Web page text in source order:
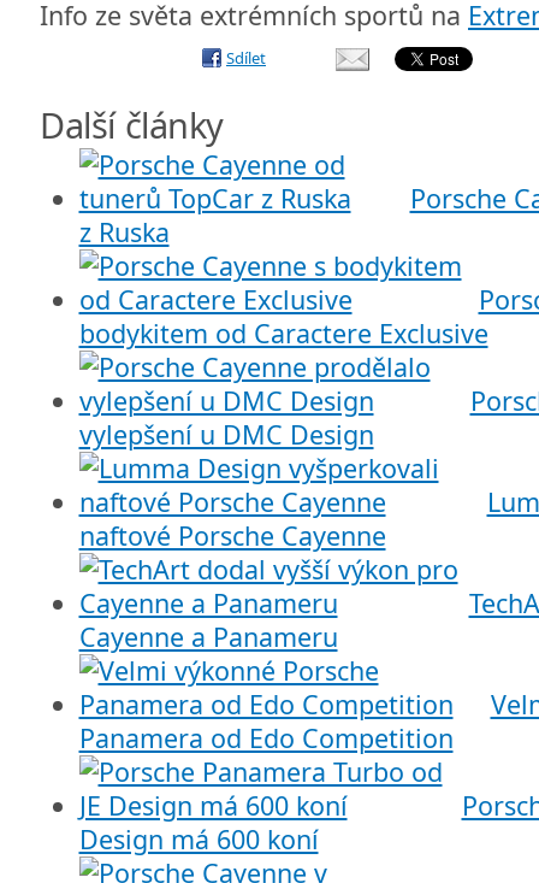
Info ze světa extrémních sportů na
Sdílet
Další články
Porsche
z Ruska
bodykitem od Caractere Exclusive
vylepšení u DMC Design
naftové Porsche Cayenne
Cayenne a Panameru
Panamera od Edo Competition
Design má 600 koní